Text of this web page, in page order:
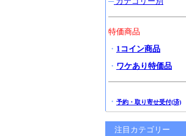
特価商品
・ 1コイン商品
・ ワケあり特価品
・ 予約・取り寄せ受付(済)
注目カテゴリー